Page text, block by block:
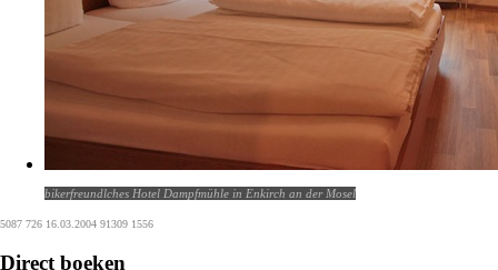
bikerfreundlches Hotel Dampfmühle in Enkirch an der Mosel
5087 726 16.03.2004 91309 1556
Direct boeken